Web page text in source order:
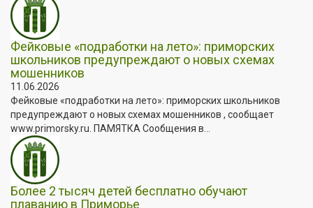
Фейковые «подработки на лето»: приморских
школьников предупреждают о новых схемах
мошенников
11.06.2026
Фейковые «подработки на лето»: приморских школьников
предупреждают о новых схемах мошенников , сообщает
www.primorsky.ru. ПАМЯТКА Сообщения в...
Более 2 тысяч детей бесплатно обучают
плаванию в Приморье